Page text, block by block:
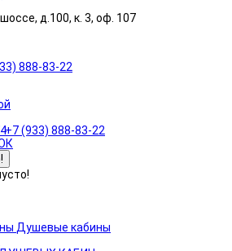
д.100, к. 3, оф. 107
888-83-22
+7 (933) 888-83-22
Душевые кабины